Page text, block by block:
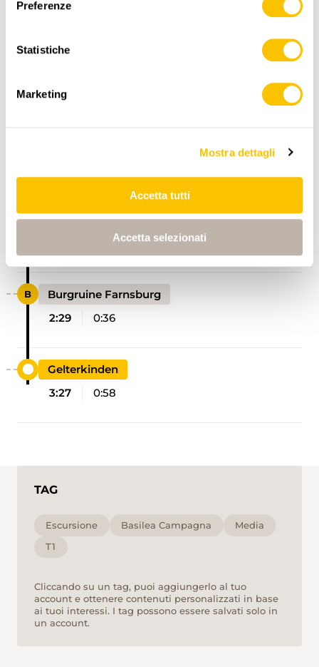
Preferenze
Statistiche
Marketing
Mostra dettagli
Accetta tutti
Accetta selezionati
Buuseregg
Burgruine Farnsburg
2:29
0:36
Gelterkinden
3:27
0:58
TAG
Escursione Basilea Campagna
Media
T1
Cliccando su un tag, puoi aggiungerlo al tuo
account e ottenere contenuti personalizzati in base
ai tuoi interessi. I tag possono essere salvati solo in
un account.